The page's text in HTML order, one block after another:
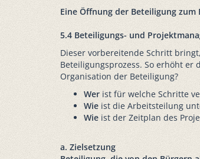
Eine Öffnung der Beteiligung
5.4 Beteiligungs- und
Dieser vorbereitende Schritt
Beteiligungsprozess. So erhöht
Organisation der Beteiligung?
Wer ist für welche Schritte
Wie ist die Arbeitsteilung
Wie ist der Zeitplan des
a. Zielsetzung